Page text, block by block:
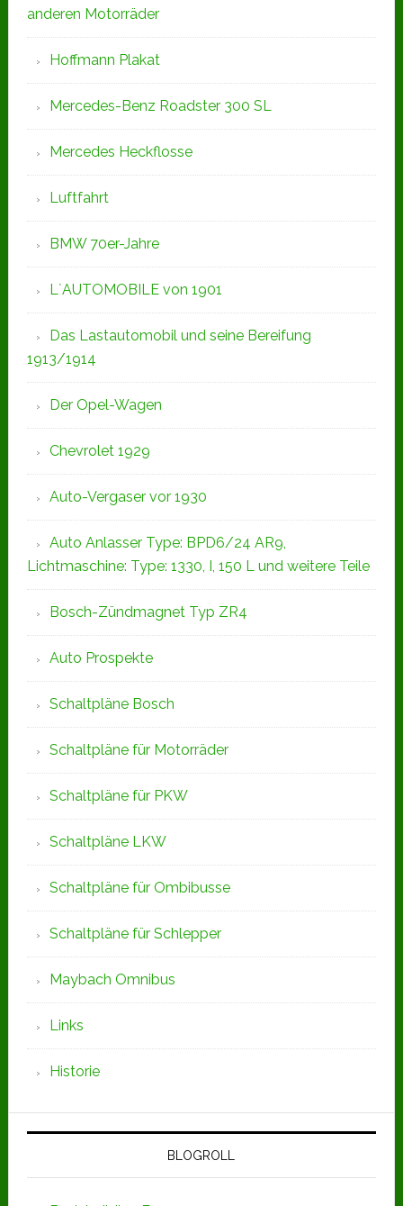
anderen Motorräder
Hoffmann Plakat
Mercedes-Benz Roadster 300 SL
Mercedes Heckflosse
Luftfahrt
BMW 70er-Jahre
L`AUTOMOBILE von 1901
Das Lastautomobil und seine Bereifung
1913/1914
Der Opel-Wagen
Chevrolet 1929
Auto-Vergaser vor 1930
Auto Anlasser Type: BPD6/24 AR9,
Lichtmaschine: Type: 1330, I, 150 L und weitere Teile
Bosch-Zündmagnet Typ ZR4
Auto Prospekte
Schaltpläne Bosch
Schaltpläne für Motorräder
Schaltpläne für PKW
Schaltpläne LKW
Schaltpläne für Ombibusse
Schaltpläne für Schlepper
Maybach Omnibus
Links
Historie
BLOGROLL